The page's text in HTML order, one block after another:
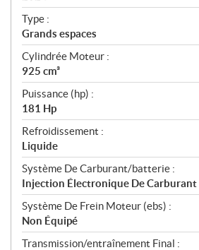
c
a
t
i
o
n
s
Type :
Grands espaces
Cylindrée Moteur :
925 cm³
Puissance (hp) :
181 Hp
Refroidissement :
Liquide
Système De Carburant/batterie :
Injection Électronique De Carburant
Système De Frein Moteur (ebs) :
Non Équipé
Transmission/entraînement Final :